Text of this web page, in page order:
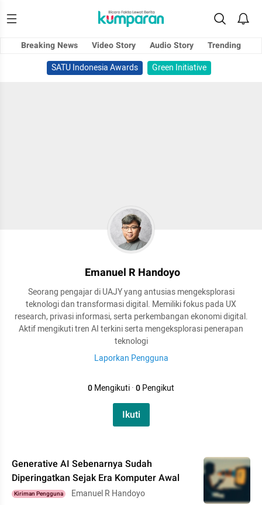
Breaking News Video Story Audio Story
Trending
SATU Indonesia Awards
Green Initiative
Emanuel R Handoyo
Seorang pengajar di UAJY yang antusias mengeksplorasi
teknologi dan transformasi digital. Memiliki fokus pada UX
research, privasi informasi, serta perkembangan ekonomi digital.
Aktif mengikuti tren AI terkini serta mengeksplorasi penerapan
teknologi
Laporkan Pengguna
0Mengikuti·0Pengikut
Ikuti
Generative AI Sebenarnya Sudah
Diperingatkan Sejak Era Komputer Awal
Kiriman Pengguna Emanuel R Handoyo